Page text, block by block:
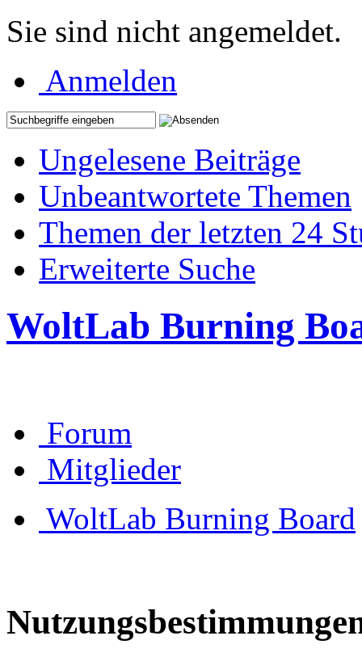
Sie sind nicht angemeldet.
Anmelden
Ungelesene Beiträge
Unbeantwortete Themen
Themen der letzten 24
Erweiterte Suche
WoltLab Burning
Forum
Mitglieder
WoltLab Burning Board